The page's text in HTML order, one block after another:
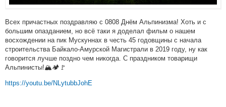
Всех причастных поздравляю с 0808 Днём Альпинизма! Хоть и с
большим опазданием, но всё таки я доделал фильм о нашем
восхождении на пик Мускуннах в честь 45 годовщины с начала
строительства Байкало-Амурской Магистрали в 2019 году, ну как
говорится лучше поздно чем никогда. С праздником товарищи
Альпинисты!🏔🏕🚩
https://youtu.be/NLytubbJohE